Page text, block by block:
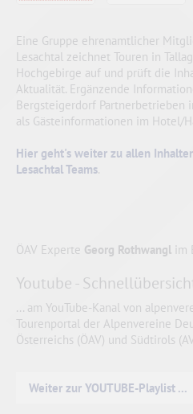
Eine Gruppe ehrenamtlicher
Lesachtal zeichnet Touren in
Hochgebirge auf und prüft die
Aktualität. Ergänzende
Bergsteigerdorf Partnerbetrieben
als Gästeinformationen im Hotel/
Hier geht's weiter zu allen
Lesachtal Teams.
ÖAV Experte Georg Rothwangl
Youtube -
... am YouTube-Kanal von
Tourenportal der Alpenvereine
Österreichs (ÖAV) und Südtirols
Weiter zur YOUTUBE-Playlist ...